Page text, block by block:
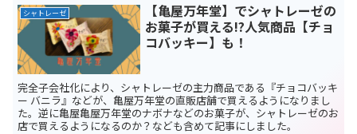
シャトレーゼ
【亀屋万年堂】でシャトレーゼの
お菓子が買える!?人気商品【チョ
コバッキー】も！
完全子会社化により、シャトレーゼの主力商品である『チョコバッキ
ー バニラ』などが、亀屋万年堂の直販店舗で買えるようになりまし
た。逆に亀屋亀屋万年堂のナボナなどのお菓子が、シャトレーゼのお
店で買えるようになるのか？なども含めて記事にしました。